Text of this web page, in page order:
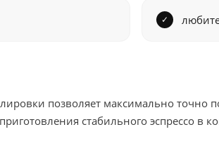
позволяет максимально точно
стабильного эспрессо в